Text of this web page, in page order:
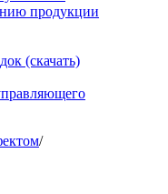
продукции
(скачать)
/